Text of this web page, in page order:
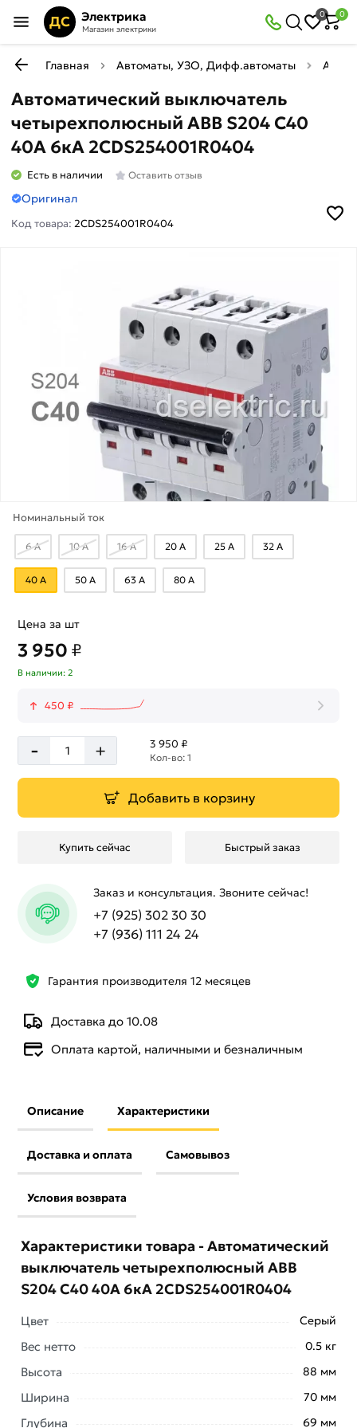
ДС Электрика
Магазин электрики
0 0
Главная Автоматы, УЗО, Дифф.автоматы
Автоматический выключатель
четырехполюсный ABB S204 C40
40A 6кА 2CDS254001R0404
Есть в наличии Оставить отзыв
Оригинал
Код товара:2CDS254001R0404
Номинальный ток
6 А 10 А 16 А 20 А 25 А 32 А
40 А 50 А 63 А 80 А
Гарантия производителя 12 месяцев
Доставка до 10.08
Оплата картой, наличными и безналичным
Цена за шт
3 950 ₽
В наличии: 2
450 ₽
- + 3 950 ₽
Кол-во: 1
Добавить в корзину
Купить сейчас Быстрый заказ
Заказ и консультация. Звоните сейчас!
+7 (925) 302 30 30
+7 (936) 111 24 24
Описание Характеристики
Доставка и оплата Самовывоз
Условия возврата
Характеристики товара - Автоматический
выключатель четырехполюсный ABB
S204 C40 40A 6кА 2CDS254001R0404
Цвет Серый
Вес нетто 0.5 кг
Высота 88 мм
Ширина 70 мм
Глубина 69 мм